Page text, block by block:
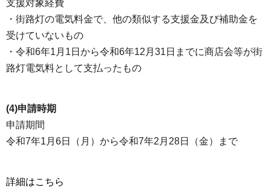
支援対象経費
・街路灯の電気料金で、他の類似する支援金及び補助金を
受けていないもの
・令和6年1月1日から令和6年12月31日までに商店会等が街
路灯電気料として支払ったもの
(4)申請時期
申請期間
令和7年1月6日（月）から令和7年2月28日（金）まで
詳細はこちら